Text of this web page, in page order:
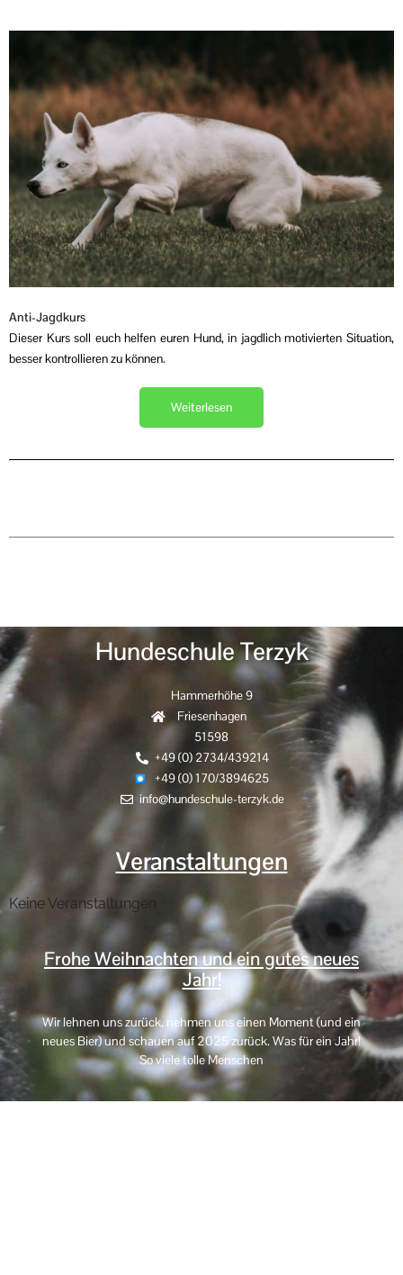
Anti-Jagdkurs
Dieser Kurs soll euch helfen euren Hund, in jagdlich motivierten Situation,
besser kontrollieren zu können.
Weiterlesen
Hundeschule Terzyk
Hammerhöhe 9
Friesenhagen
51598
+49 (0) 2734/439214
+49 (0) 170/3894625
info@hundeschule-terzyk.de
Veranstaltungen
Keine Veranstaltungen
Frohe Weihnachten und ein gutes neues
Jahr!
Wir lehnen uns zurück, nehmen uns einen Moment (und ein
neues Bier) und schauen auf 2025 zurück. Was für ein Jahr!
So viele tolle Menschen